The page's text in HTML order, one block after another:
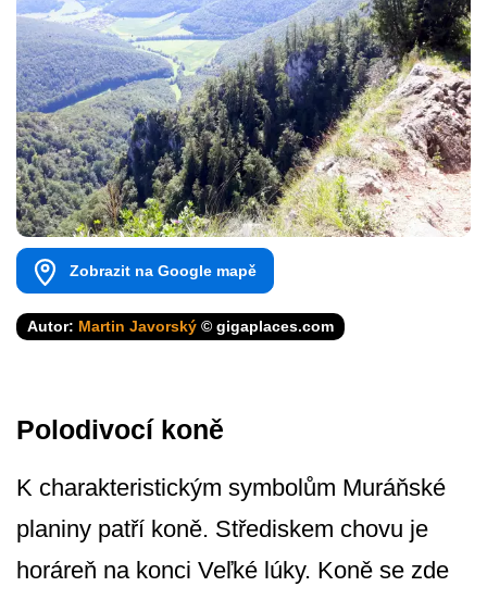
Zobrazit na Google mapě
Autor: Martin Javorský © gigaplaces.com
Polodivocí koně
K charakteristickým symbolům Muráňské
planiny patří koně. Střediskem chovu je
horáreň na konci Veľké lúky. Koně se zde